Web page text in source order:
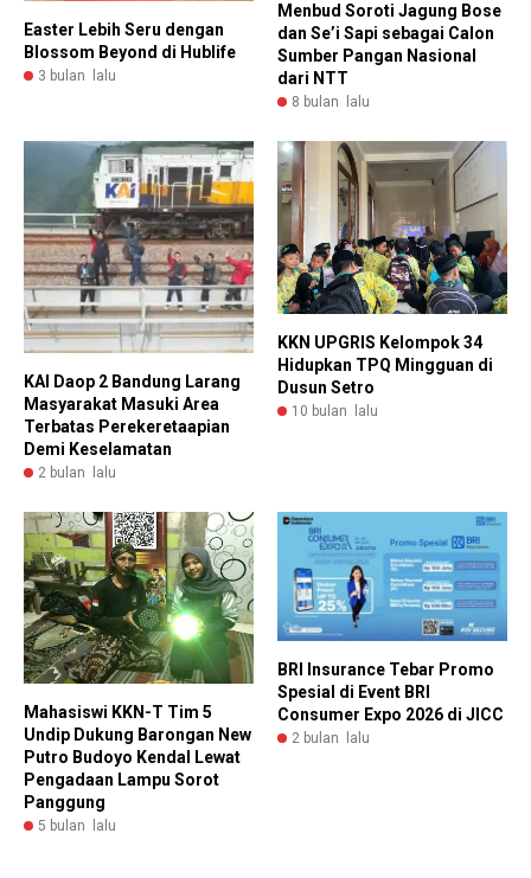
Easter Lebih Seru dengan
Blossom Beyond di Hublife
3 bulan lalu
Menbud Soroti Jagung Bose
dan Se’i Sapi sebagai Calon
Sumber Pangan Nasional
dari NTT
8 bulan lalu
KAI Daop 2 Bandung Larang
Masyarakat Masuki Area
Terbatas Perekeretaapian
Demi Keselamatan
2 bulan lalu
KKN UPGRIS Kelompok 34
Hidupkan TPQ Mingguan di
Dusun Setro
10 bulan lalu
Mahasiswi KKN-T Tim 5
Undip Dukung Barongan New
Putro Budoyo Kendal Lewat
Pengadaan Lampu Sorot
Panggung
5 bulan lalu
BRI Insurance Tebar Promo
Spesial di Event BRI
Consumer Expo 2026 di JICC
2 bulan lalu